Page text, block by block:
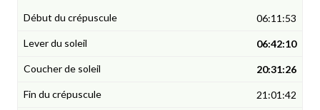
06:11:53
06:42:10
20:31:26
21:01:42